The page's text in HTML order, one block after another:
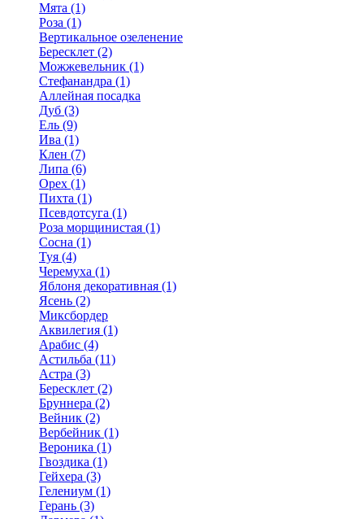
Мята (1)
Роза (1)
Вертикальное озеленение
Бересклет (2)
Можжевельник (1)
Стефанандра (1)
Аллейная посадка
Дуб (3)
Ель (9)
Ива (1)
Клен (7)
Липа (6)
Орех (1)
Пихта (1)
Псевдотсуга (1)
Роза морщинистая (1)
Сосна (1)
Туя (4)
Черемуха (1)
Яблоня декоративная (1)
Ясень (2)
Миксбордер
Аквилегия (1)
Арабис (4)
Астильба (11)
Астра (3)
Бересклет (2)
Бруннера (2)
Вейник (2)
Вербейник (1)
Вероника (1)
Гвоздика (1)
Гейхера (3)
Гелениум (1)
Герань (3)